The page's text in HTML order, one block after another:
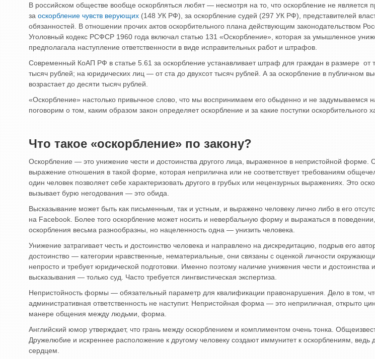
В российском обществе вообще оскорбляться любят — несмотря на то, что оскорбление не является
за оскорбление чувств верующих (148 УК РФ), за оскорбление судей (297 УК РФ), представителей
обязанностей. В отношении прочих актов оскорбительного плана действующим законодательством
Уголовный кодекс РСФСР 1960 года включал статью 131 «Оскорбление», которая за умышленное
предполагала наступление ответственности в виде исправительных работ и штрафов.
Современный КоАП РФ в статье 5.61 за оскорбление устанавливает штраф для граждан в размере от
тысяч рублей; на юридических лиц — от ста до двухсот тысяч рублей. А за оскорбление в
возрастает до десяти тысяч рублей.
«Оскорбление» настолько привычное слово, что мы воспринимаем его обыденно и не задумываемся
поговорим о том, каким образом закон определяет оскорбление и за какие поступки оскорбительного
Что такое «оскорбление» по закону?
Оскорбление — это унижение чести и достоинства другого лица, выраженное в непристойной форме.
выражение отношения в такой форме, которая неприлична или не соответствует требованиям
один человек позволяет себе характеризовать другого в грубых или нецензурных выражениях. Это
вызывает бурю негодования — это обида.
Высказывание может быть как письменным, так и устным, и выражено человеку лично либо в его
на Facebook. Более того оскорбление может носить и невербальную форму и выражаться в
оскорбления весьма разнообразны, но нацеленность одна — унизить человека.
Унижение затрагивает честь и достоинство человека и направлено на дискредитацию, подрыв его
достоинство — категории нравственные, нематериальные, они связаны с оценкой личности
непросто и требует юридической подготовки. Именно поэтому наличие унижения чести и
высказывания — только суд. Часто требуется лингвистическая экспертиза.
Непристойность формы — обязательный параметр для квалификации правонарушения. Дело в том,
административная ответственность не наступит. Непристойная форма — это неприличная, открыто
манере общения между людьми, форма.
Английский юмор утверждает, что грань между оскорблением и комплиментом очень тонка.
Дружелюбие и искреннее расположение к другому человеку создают иммунитет к оскорблениям,
сердцем.